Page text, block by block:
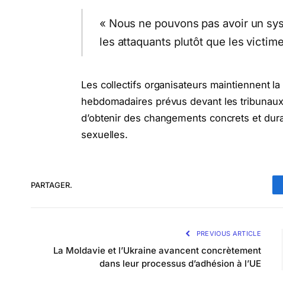
« Nous ne pouvons pas avoir un
les attaquants plutôt que les
Les collectifs organisateurs maintiennent
hebdomadaires prévus devant les
d’obtenir des changements concrets et
sexuelles.
PARTAGER.
PREVIOUS ARTICLE
La Moldavie et l’Ukraine avancent concrètement
dans leur processus d’adhésion à l’UE